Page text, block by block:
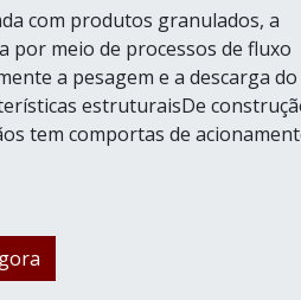
com produtos granulados, a
por meio de processos de fluxo
a pesagem e a descarga do
estruturaisDe
tem comportas de